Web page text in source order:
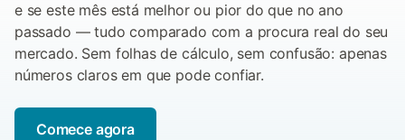
e se este mês está melhor ou pior do que no ano
passado — tudo comparado com a procura real do seu
mercado. Sem folhas de cálculo, sem confusão: apenas
números claros em que pode confiar.
Comece agora